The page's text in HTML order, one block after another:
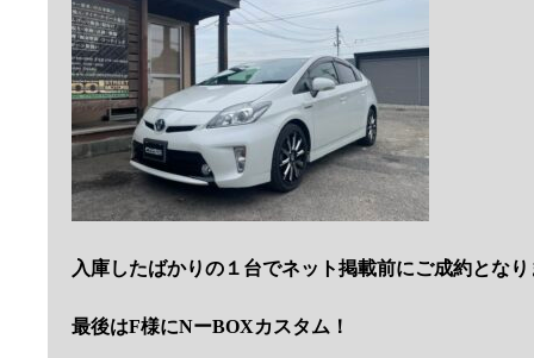
入庫したばかりの１台でネット掲載前にご成約とな
最後はF様にNーBOXカスタム！